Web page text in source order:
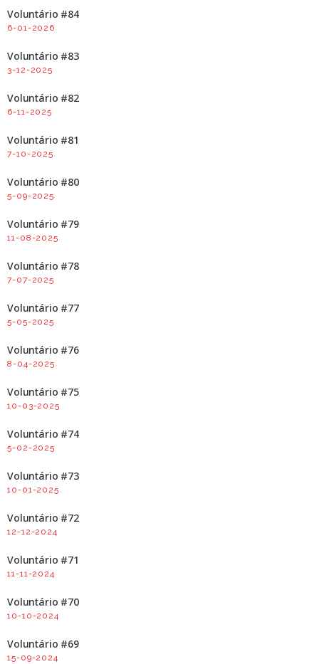
Voluntário #84
6-01-2026
Voluntário #83
3-12-2025
Voluntário #82
6-11-2025
Voluntário #81
7-10-2025
Voluntário #80
5-09-2025
Voluntário #79
11-08-2025
Voluntário #78
7-07-2025
Voluntário #77
5-05-2025
Voluntário #76
8-04-2025
Voluntário #75
10-03-2025
Voluntário #74
5-02-2025
Voluntário #73
10-01-2025
Voluntário #72
12-12-2024
Voluntário #71
11-11-2024
Voluntário #70
10-10-2024
Voluntário #69
15-09-2024